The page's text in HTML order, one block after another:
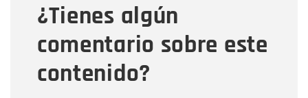
¿Tienes algún
comentario sobre este
contenido?
Mensaje